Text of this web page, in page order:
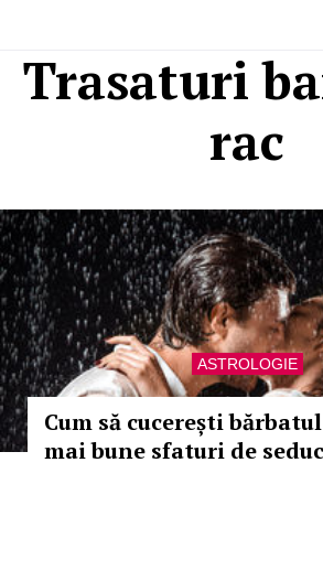
Trasaturi
rac
ASTROLOGIE
Cum să cucerești bărbatul
mai bune sfaturi de